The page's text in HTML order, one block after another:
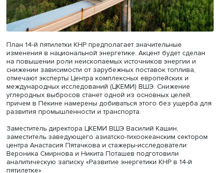
План 14-й пятилетки КНР предполагает значительные
изменения в национальной энергетике. Акцент будет
на повышении роли неископаемых источников
отмечают эксперты Центра комплексных европейских и
международных исследований (ЦКЕМИ) ВШЭ. Снижение
углеродных выбросов станет одной из основных целей,
причем в Пекине намерены добиваться этого без
развития промышленности и транспорта.